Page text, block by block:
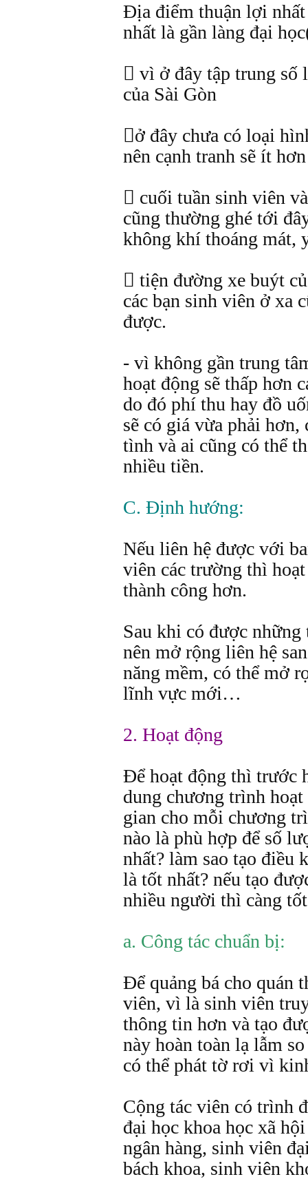
Địa điểm thuận lợi
nhất là gần làng đại
 vì ở đây tập trung số
của Sài Gòn
ở đây chưa có loại
nên cạnh tranh sẽ ít hơn
 cuối tuần sinh viên
cũng thường ghé tới
không khí thoáng mát,
 tiện đường xe buýt
các bạn sinh viên ở xa
được.
- vì không gần trung
hoạt động sẽ thấp hơn
do đó phí thu hay đồ
sẽ có giá vừa phải hơn,
tình và ai cũng có thể
nhiều tiền.
C. Định hướng:
Nếu liên hệ được với
viên các trường thì
thành công hơn.
Sau khi có được
nên mở rộng liên hệ
năng mềm, có thể mở
lĩnh vực mới…
2. Hoạt động
Để hoạt động thì trước
dung chương trình
gian cho mỗi chương
nào là phù hợp để số
nhất? làm sao tạo điều
là tốt nhất? nếu tạo
nhiều người thì càng
a. Công tác chuẩn bị:
Để quảng bá cho quán
viên, vì là sinh viên
thông tin hơn và tạo
này hoàn toàn lạ lẫm
có thể phát tờ rơi vì
Cộng tác viên có trình
đại học khoa học xã
ngân hàng, sinh viên
bách khoa, sinh viên